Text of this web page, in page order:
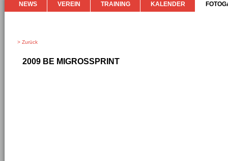
NEWS VEREIN TRAINING KALENDER
> Zurück
2009 BE MIGROSSPRINT